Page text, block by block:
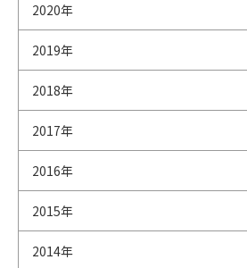
2020年
2019年
2018年
2017年
2016年
2015年
2014年